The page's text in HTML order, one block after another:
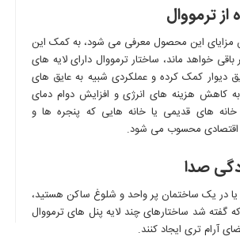
ترمووال
مزایای این محصول معرفی می شود، به کمک این
خواهد ماند، ساختار ترمووال دارای لایه های
کمک کرده و عملکردی شبیه به عایق های
به کاهش هزینه های انرژی و افزایش دوام دمای
های قدیمی یا خانه هایی که پنجره ها و
اقتصادی محسوب می شود.
صدا
یا در یک ساختمان پر واحد و شلوغ ساکن هستید،
شد ساختارهای چند لایه پنل های ترمووال
آرام تری ایجاد کنند.